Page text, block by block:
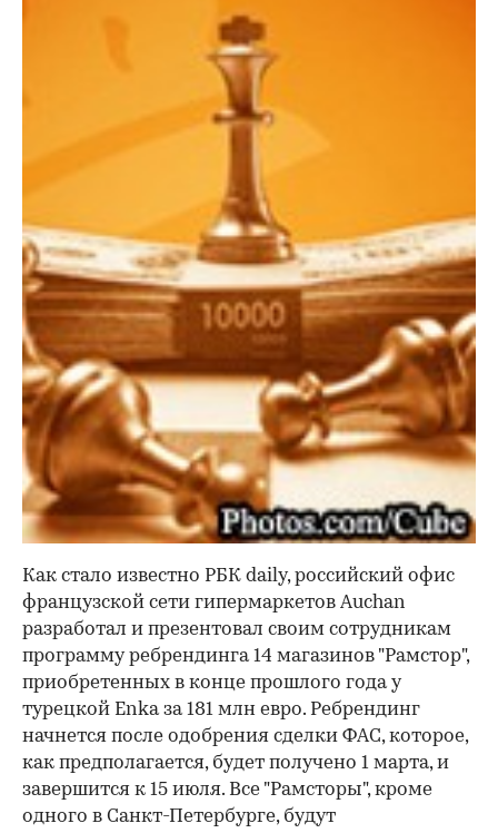
Как стало известно РБК daily, российский офис
французской сети гипермаркетов Auchan
разработал и презентовал своим сотрудникам
программу ребрендинга 14 магазинов "Рамстор",
приобретенных в конце прошлого года у
турецкой Enka за 181 млн евро. Ребрендинг
начнется после одобрения сделки ФАС, которое,
как предполагается, будет получено 1 марта, и
завершится к 15 июля. Все "Рамсторы", кроме
одного в Санкт-Петербурге, будут